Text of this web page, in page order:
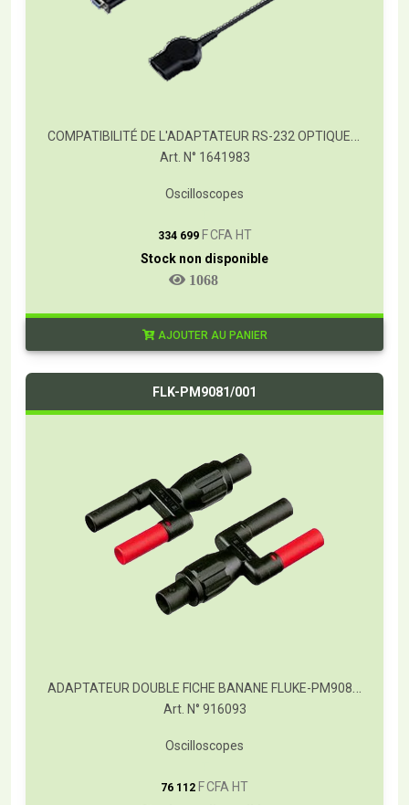
COMPATIBILITÉ DE L'ADAPTATEUR RS-232 OPTIQUEMENT ISOLÉ
Art. N° 1641983
Oscilloscopes
334 699 F CFA HT
Stock non disponible
1068
AJOUTER AU PANIER
FLK-PM9081/001
ADAPTATEUR DOUBLE FICHE BANANE FLUKE-PM9081/001
Art. N° 916093
Oscilloscopes
76 112 F CFA HT